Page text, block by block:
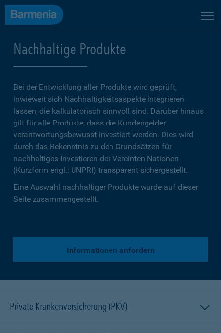
Nachhaltige Produkte
Bei der Entwicklung aller Produkte wird geprüft,
inwieweit sich Nachhaltigkeitsaspekte integrieren
lassen, die kalkulatorisch sinnvoll sind. Darüber hinaus
gilt für alle Produkte, dass die Kundengelder
verantwortungsbewusst investiert werden. Dies wird
durch das Bekenntnis zu den Grundsätzen für
nachhaltiges Investieren der Vereinten Nationen
(Kurzform engl.: UNPRI) transparent sichergestellt.
Eine Auswahl nachhaltiger Produkte wurde auf dieser
Seite zusammengestellt.
Informationen anfordern
Private Krankenversicherung (PKV)